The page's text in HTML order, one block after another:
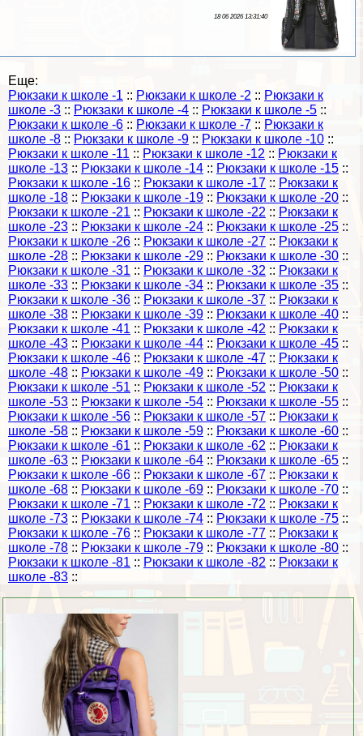
18 06 2026 13:31:40
Еще:
Рюкзаки к школе -1 :: Рюкзаки к школе -2 :: Рюкзаки к
школе -3 :: Рюкзаки к школе -4 :: Рюкзаки к школе -5 ::
Рюкзаки к школе -6 :: Рюкзаки к школе -7 :: Рюкзаки к
школе -8 :: Рюкзаки к школе -9 :: Рюкзаки к школе -10 ::
Рюкзаки к школе -11 :: Рюкзаки к школе -12 :: Рюкзаки к
школе -13 :: Рюкзаки к школе -14 :: Рюкзаки к школе -15 ::
Рюкзаки к школе -16 :: Рюкзаки к школе -17 :: Рюкзаки к
школе -18 :: Рюкзаки к школе -19 :: Рюкзаки к школе -20 ::
Рюкзаки к школе -21 :: Рюкзаки к школе -22 :: Рюкзаки к
школе -23 :: Рюкзаки к школе -24 :: Рюкзаки к школе -25 ::
Рюкзаки к школе -26 :: Рюкзаки к школе -27 :: Рюкзаки к
школе -28 :: Рюкзаки к школе -29 :: Рюкзаки к школе -30 ::
Рюкзаки к школе -31 :: Рюкзаки к школе -32 :: Рюкзаки к
школе -33 :: Рюкзаки к школе -34 :: Рюкзаки к школе -35 ::
Рюкзаки к школе -36 :: Рюкзаки к школе -37 :: Рюкзаки к
школе -38 :: Рюкзаки к школе -39 :: Рюкзаки к школе -40 ::
Рюкзаки к школе -41 :: Рюкзаки к школе -42 :: Рюкзаки к
школе -43 :: Рюкзаки к школе -44 :: Рюкзаки к школе -45 ::
Рюкзаки к школе -46 :: Рюкзаки к школе -47 :: Рюкзаки к
школе -48 :: Рюкзаки к школе -49 :: Рюкзаки к школе -50 ::
Рюкзаки к школе -51 :: Рюкзаки к школе -52 :: Рюкзаки к
школе -53 :: Рюкзаки к школе -54 :: Рюкзаки к школе -55 ::
Рюкзаки к школе -56 :: Рюкзаки к школе -57 :: Рюкзаки к
школе -58 :: Рюкзаки к школе -59 :: Рюкзаки к школе -60 ::
Рюкзаки к школе -61 :: Рюкзаки к школе -62 :: Рюкзаки к
школе -63 :: Рюкзаки к школе -64 :: Рюкзаки к школе -65 ::
Рюкзаки к школе -66 :: Рюкзаки к школе -67 :: Рюкзаки к
школе -68 :: Рюкзаки к школе -69 :: Рюкзаки к школе -70 ::
Рюкзаки к школе -71 :: Рюкзаки к школе -72 :: Рюкзаки к
школе -73 :: Рюкзаки к школе -74 :: Рюкзаки к школе -75 ::
Рюкзаки к школе -76 :: Рюкзаки к школе -77 :: Рюкзаки к
школе -78 :: Рюкзаки к школе -79 :: Рюкзаки к школе -80 ::
Рюкзаки к школе -81 :: Рюкзаки к школе -82 :: Рюкзаки к
школе -83 ::